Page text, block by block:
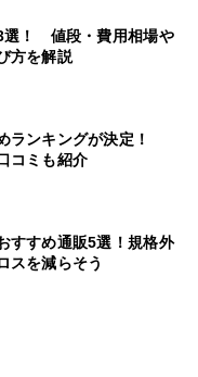
選！ 値段・費用相場や
方を解説
ランキングが決定！
コミも紹介
すすめ通販5選！規格外
スを減らそう